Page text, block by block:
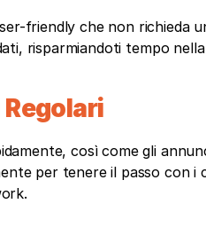
friendly che non richieda
risparmiandoti tempo
così come gli
per tenere il passo con